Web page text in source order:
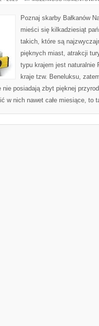
Poznaj skarby Bałkanów
mieści się kilkadziesiąt
takich, które są
pięknych miast, atrakcji
typu krajem jest naturalnie
kraje tzw. Beneluksu,
posiadają zbyt pięknej
w nich nawet całe miesiące,